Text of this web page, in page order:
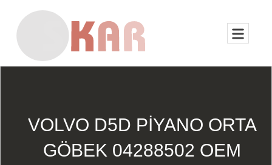
VOLVO D5D PİYANO ORTA
GÖBEK 04288502 OEM